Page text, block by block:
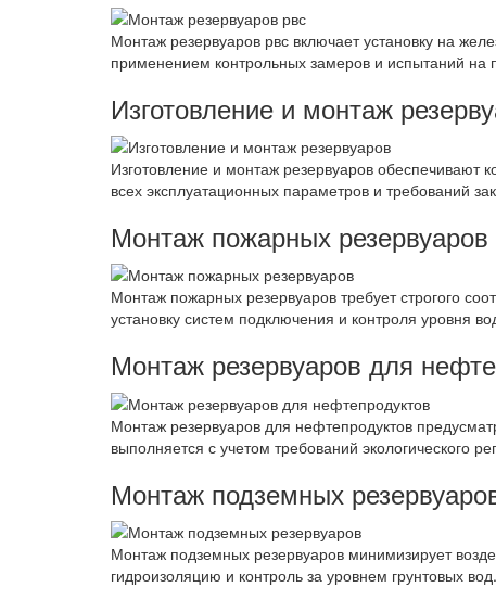
Монтаж резервуаров рвс включает установку на
применением контрольных замеров и испытаний на
Изготовление и монтаж
Изготовление и монтаж резервуаров обеспечивают
всех эксплуатационных параметров и требований
Монтаж пожарных резервуаров
Монтаж пожарных резервуаров требует строгого
установку систем подключения и контроля уровня
Монтаж резервуаров для
Монтаж резервуаров для нефтепродуктов
выполняется с учетом требований экологического
Монтаж подземных
Монтаж подземных резервуаров минимизирует
гидроизоляцию и контроль за уровнем грунтовых вод.